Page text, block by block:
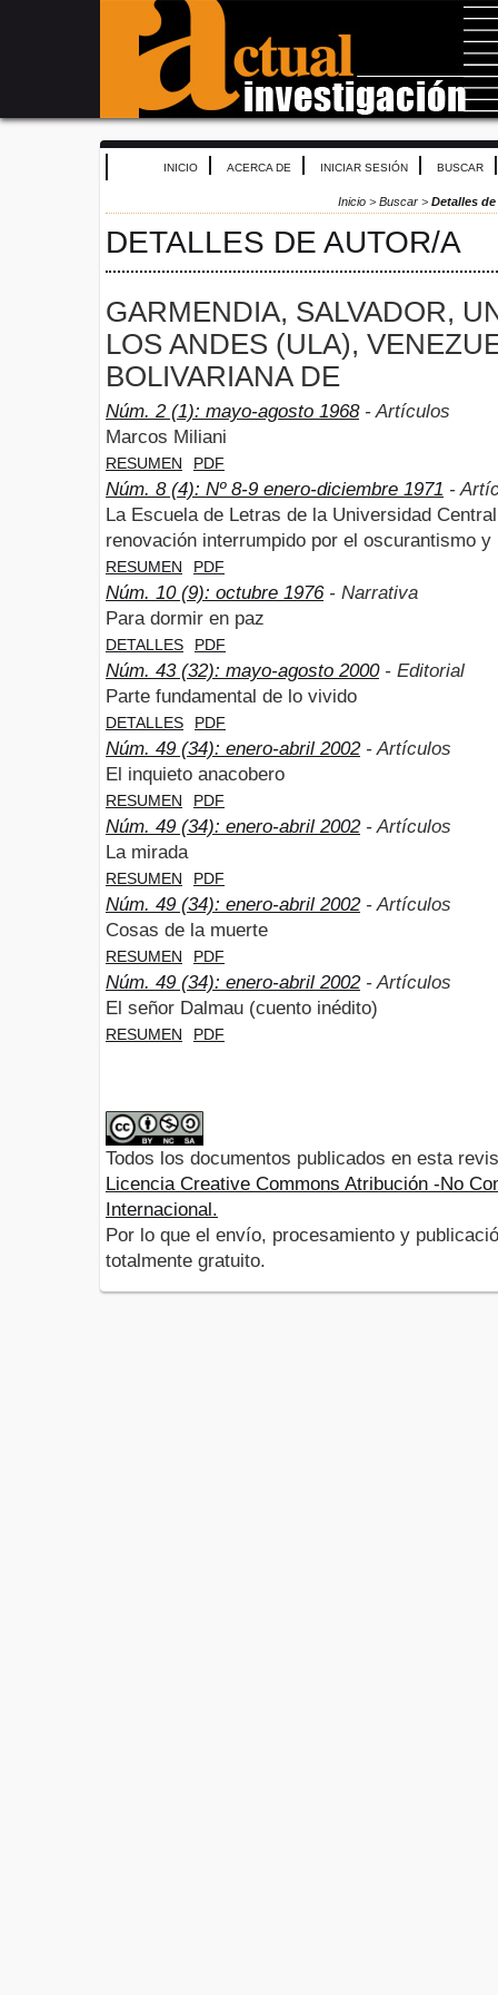
INICIO ACERCA DE INICIAR SESIÓN BUSCAR
Inicio > Buscar > Detalles
DETALLES DE AUTOR/A
GARMENDIA, SALVADOR,
LOS ANDES (ULA),
BOLIVARIANA DE
Núm. 2 (1): mayo-agosto 1968- Artículos
Marcos Miliani
RESUMEN PDF
Núm. 8 (4): Nº 8-9 enero-diciembre 1971 -
La Escuela de Letras de la Universidad
renovación interrumpido por el oscurantismo y
RESUMEN PDF
Núm. 10 (9): octubre 1976- Narrativa
Para dormir en paz
DETALLES PDF
Núm. 43 (32): mayo-agosto 2000- Editorial
Parte fundamental de lo vivido
DETALLES PDF
Núm. 49 (34): enero-abril 2002- Artículos
El inquieto anacobero
RESUMEN PDF
Núm. 49 (34): enero-abril 2002- Artículos
La mirada
RESUMEN PDF
Núm. 49 (34): enero-abril 2002- Artículos
Cosas de la muerte
RESUMEN PDF
Núm. 49 (34): enero-abril 2002- Artículos
El señor Dalmau (cuento inédito)
RESUMEN PDF
Todos los documentos publicados en esta
Licencia Creative Commons Atribución -No
Internacional.
Por lo que el envío, procesamiento y
totalmente gratuito.